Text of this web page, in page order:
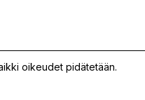
oikeudet pidätetään.